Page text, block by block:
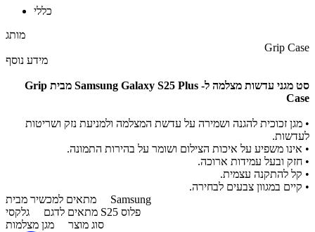
כללי
מותג
Grip Case
מידע נוסף
סט מגני עדשות מצלמה ל- Samsung Galaxy S25 Plus
מבית Grip
Case
• מגן זכוכית להגנה ושמירה על עדשת המצלמה ולמניעת נזק ושריטות
לעדשות.
• אינו משפיע על איכות הצילום ושומר על בהירות התמונה.
• חזק ובעל עמידות ארוכה.
• קל להתקנה עצמית.
• קיים במגוון צבעים לבחירה.
מתאים למכשיר מבית Samsung
מתאים לדגם
גלקסי S25 פלוס
סוג מוצר מגן מצלמות